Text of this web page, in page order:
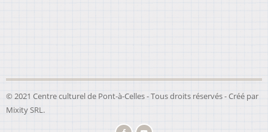
© 2021 Centre culturel de Pont-à-Celles - Tous droits réservés - Créé par
Mixity SRL.